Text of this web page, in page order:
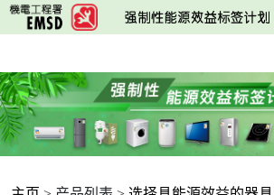
跳
至
要
内
容